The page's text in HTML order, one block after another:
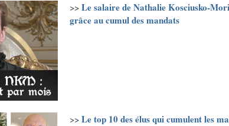
>> Le salaire de Nathalie Kosciusko-
grâce au cumul des mandats
>> Le top 10 des élus qui cumulent les